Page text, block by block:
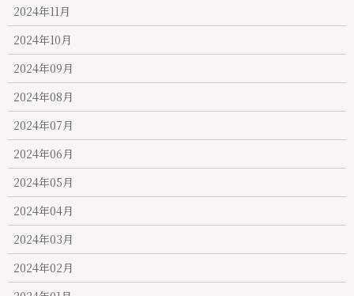
2024年11月
2024年10月
2024年09月
2024年08月
2024年07月
2024年06月
2024年05月
2024年04月
2024年03月
2024年02月